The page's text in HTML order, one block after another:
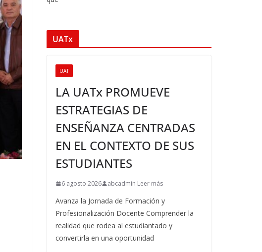
UATx
UAT
LA UATx PROMUEVE
ESTRATEGIAS DE
ENSEÑANZA CENTRADAS
EN EL CONTEXTO DE SUS
ESTUDIANTES
6 agosto 2026 abcadmin Leer más
Avanza la Jornada de Formación y
Profesionalización Docente Comprender la
realidad que rodea al estudiantado y
convertirla en una oportunidad